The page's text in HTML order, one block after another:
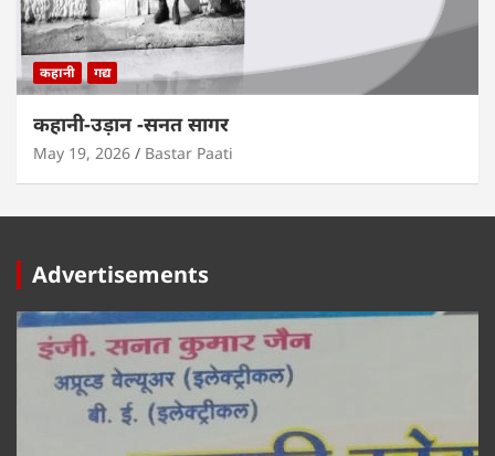
कहानी गद्य
कहानी-उड़ान -सनत सागर
May 19, 2026 Bastar Paati
Advertisements